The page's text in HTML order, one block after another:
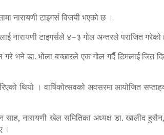
नारायणी टाइगर्स विजयी भएको छ ।
नारायणी टाइगर्सले ४–३ गोल अन्तरले पराजित गरेको
भने डा. भोला बच्छारले एक गोल गर्दै टिमलाई जित
थियो । वार्षिकोत्सवको अवसरमा आयोजित
साह, नारायणी खेल समितिका अध्यक्ष डा. खालीद
।